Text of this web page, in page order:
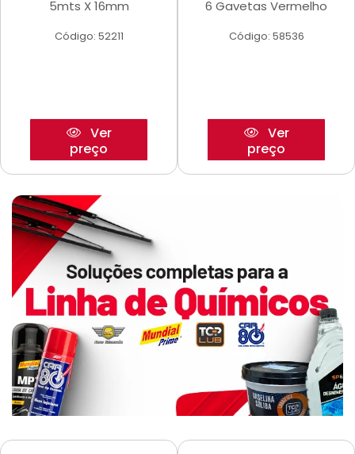
5mts X 16mm
Código: 52211
Ver
preço
6 Gavetas Vermelho
Código: 58536
Ver
preço